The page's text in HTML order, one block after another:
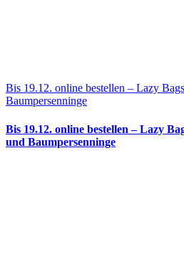
Bis 19.12. online bestellen – Lazy
Baumpersenninge
Bis 19.12. online bestellen – Lazy
und Baumpersenninge